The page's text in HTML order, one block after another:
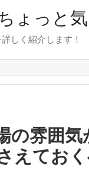
ょっと
しく紹介します！
の雰囲気
えておく